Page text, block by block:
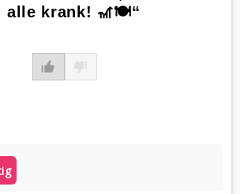
alle krank! 🎢🍽️“